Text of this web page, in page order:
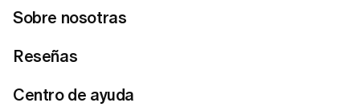
Sobre nosotras
Reseñas
Centro de ayuda
Tabla de Contenidos